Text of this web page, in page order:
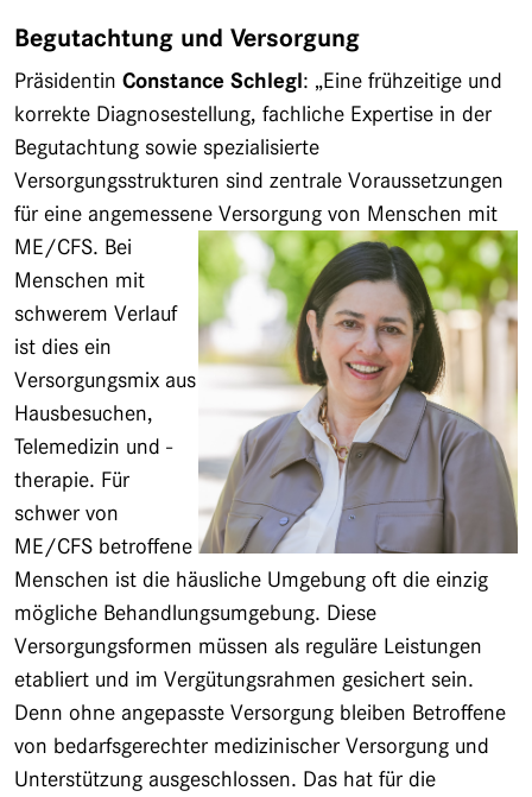
Begutachtung und Versorgung
Präsidentin Constance Schlegl: „Eine frühzeitige und
korrekte Diagnosestellung, fachliche Expertise in der
Begutachtung sowie spezialisierte
Versorgungsstrukturen sind zentrale Voraussetzungen
für eine angemessene Versorgung von Menschen mit
ME/CFS. Bei
Menschen mit
schwerem Verlauf
ist dies ein
Versorgungsmix aus
Hausbesuchen,
Telemedizin und -
therapie. Für
schwer von
ME/CFS betroffene
Menschen ist die häusliche Umgebung oft die einzig
mögliche Behandlungsumgebung. Diese
Versorgungsformen müssen als reguläre Leistungen
etabliert und im Vergütungsrahmen gesichert sein.
Denn ohne angepasste Versorgung bleiben Betroffene
von bedarfsgerechter medizinischer Versorgung und
Unterstützung ausgeschlossen. Das hat für die